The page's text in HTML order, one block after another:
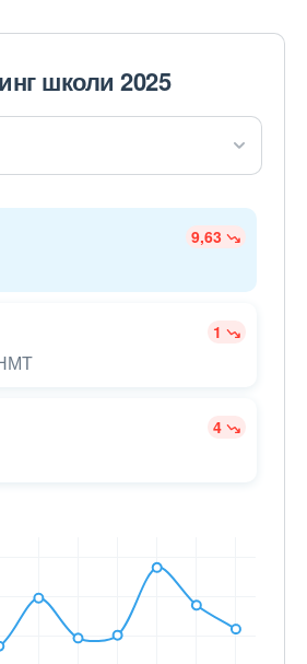
школи 2025
9,63
1
4